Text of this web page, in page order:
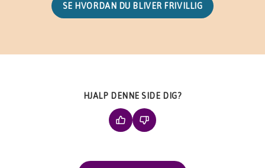
SE HVORDAN DU BLIVER FRIVILLIG
HJALP DENNE SIDE DIG?